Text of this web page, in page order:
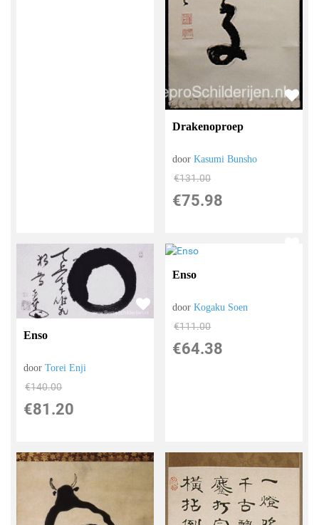
Drakenoproep
doorKasumi Bunsho
€131.00
€75.98
Enso
doorTorei Enji
€140.00
€81.20
Enso
doorKogaku Soen
€111.00
€64.38